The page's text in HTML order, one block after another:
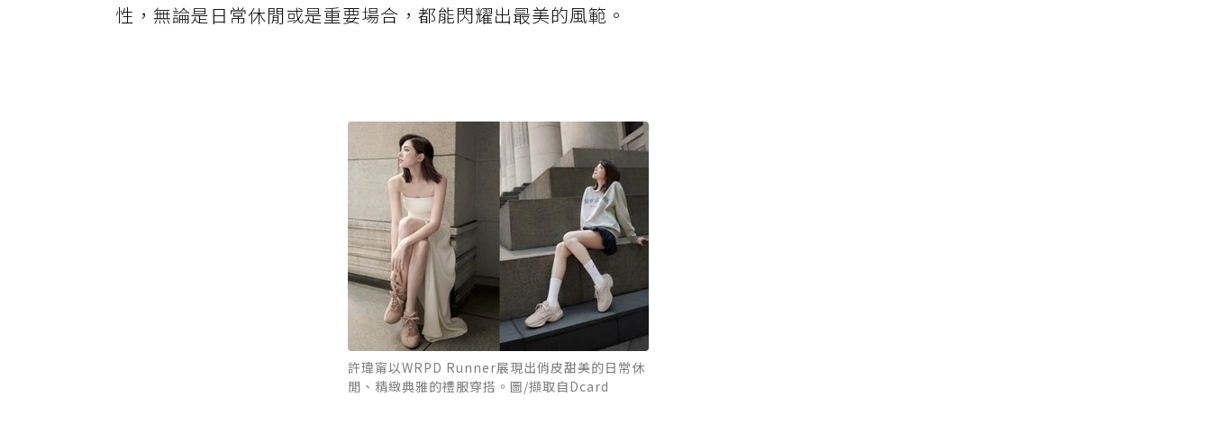
性，無論是日常休閒或是重要場合，都能閃耀出最美的風範。
許瑋甯以WRPD Runner展現出俏皮甜美的日常休
閒、精緻典雅的禮服穿搭。圖/擷取自Dcard